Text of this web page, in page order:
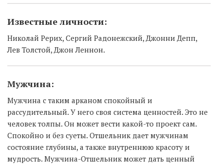
Известные личности:
Николай Рерих, Сергий Радонежский, Джонни Депп,
Лев Толстой, Джон Леннон.
Мужчина:
Мужчина с таким арканом спокойный и
рассудительный. У него своя система ценностей. Это не
человек толпы. Он может вести какой-то проект сам.
Спокойно и без суеты. Отшельник дает мужчинам
состояние глубины, а также внутреннюю красоту и
мудрость. Мужчина-Отшельник может дать ценный